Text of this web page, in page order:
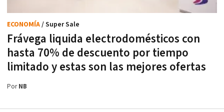
Frávega liquida electrodomésticos con
hasta 70% de descuento por tiempo
limitado y estas son las mejores ofertas
ECONOMÍA/ Super Sale
PorNB